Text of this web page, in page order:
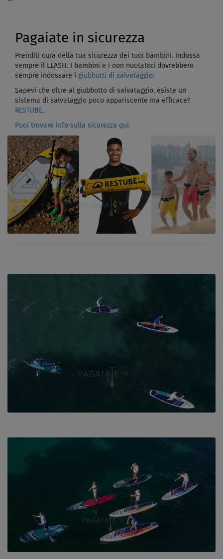
Pagaiate in sicurezza
Prenditi cura della tua sicurezza dei tuoi bambini. Indossa
sempre il LEASH. I bambini e i non nuotatori dovrebbero
sempre indossare i giubbotti di salvataggio.
Sapevi che oltre al giubbotto di salvataggio, esiste un
sistema di salvataggio poco appariscente ma efficace?
RESTUBE.
Puoi trovare info sulla sicurezza qui.